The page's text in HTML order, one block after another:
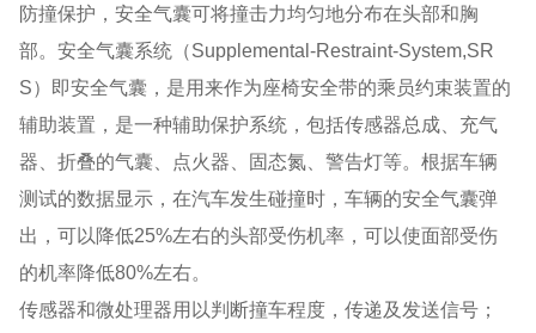
防撞保护，安全气囊可将撞击力均匀地分布在头部和胸
部。安全气囊系统（Supplemental-Restraint-System,SR
S）即安全气囊，是用来作为座椅安全带的乘员约束装置的
辅助装置，是一种辅助保护系统，包括传感器总成、充气
器、折叠的气囊、点火器、固态氮、警告灯等。根据车辆
测试的数据显示，在汽车发生碰撞时，车辆的安全气囊弹
出，可以降低25%左右的头部受伤机率，可以使面部受伤
的机率降低80%左右。
传感器和微处理器用以判断撞车程度，传递及发送信号；